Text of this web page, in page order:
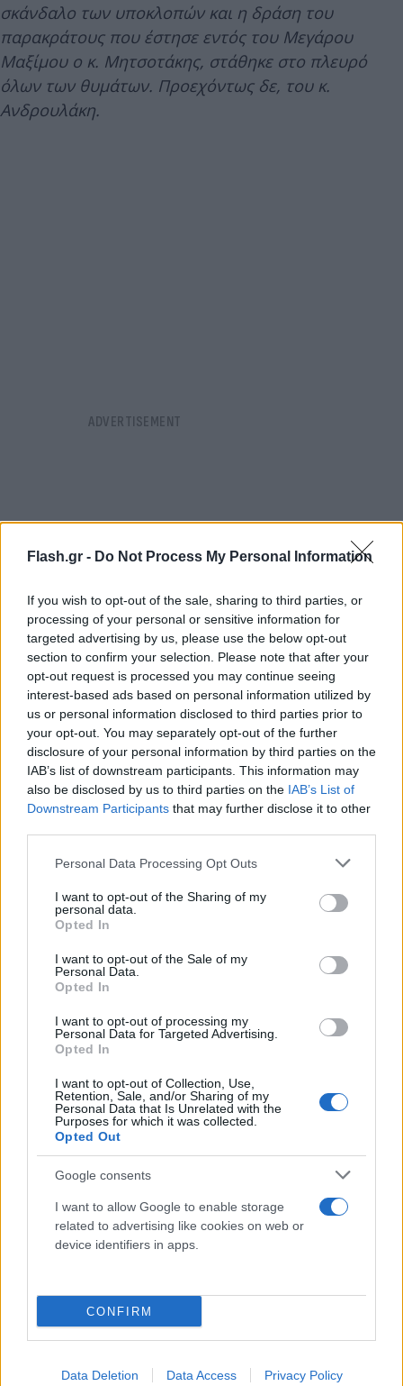
Flash.gr - Do Not Process My Personal Information
If you wish to opt-out of the sale, sharing to third parties, or
processing of your personal or sensitive information for
targeted advertising by us, please use the below opt-out
section to confirm your selection. Please note that after your
opt-out request is processed you may continue seeing
interest-based ads based on personal information utilized by
us or personal information disclosed to third parties prior to
your opt-out. You may separately opt-out of the further
disclosure of your personal information by third parties on the
IAB’s list of downstream participants. This information may
also be disclosed by us to third parties on the IAB’s List of
Downstream Participants that may further disclose it to other
Please note that this website/app uses one or more Google
not limited to your visit or usage behaviour. You may click to
grant or deny consent to Google and its third-party tags to
use your data for below specified purposes in below Google
consent section.
Personal Data Processing Opt Outs
I want to opt-out of the Sharing of my
personal data.
Opted In
I want to opt-out of the Sale of my
Personal Data.
Opted In
I want to opt-out of processing my
Personal Data for Targeted Advertising.
Opted In
I want to opt-out of Collection, Use,
Retention, Sale, and/or Sharing of my
Personal Data that Is Unrelated with the
Purposes for which it was collected.
Opted Out
Google consents
I want to allow Google to enable storage
related to advertising like cookies on web or
device identifiers in apps.
CONFIRM
Data Deletion Data Access Privacy Policy
σκάνδαλο των υποκλοπών και η δράση του
παρακράτους που έστησε εντός του Μεγάρου
Μαξίμου ο κ. Μητσοτάκης, στάθηκε στο πλευρό
όλων των θυμάτων. Προεχόντως δε, του κ.
Ανδρουλάκη.
Από την πρώτη στιγμή ο ΣΥΡΙΖΑ – ΠΣ ζήτησε να
αποκαλύψει η ΕΥΠ ποιοι είναι οι υποτιθέμενοι
εθνικοί λόγοι για τους οποίους τέθηκε υπό
παρακολούθηση ο κ. Ανδρουλάκης.
Αντιθέτως, το ΠΑΣΟΚ – ΚΙΝΑΛ και ο Πρόεδρός του
του ΣΥΡΙΖΑ-ΠΣ, αφήνοντας στο απυρόβλητο τον κ.
Μητσοτάκη.
Τακτική που ακολούθησαν όλο το διάστημα πριν
από τις εθνικές εκλογές, υπονομεύοντας συνειδητά
κυβέρνησης.
Ο κ. Ανδρουλάκης συνεχίζει να αντιμετωπίζει ως
μοναδικό εχθρό του τον ΣΥΡΙΖΑ-ΠΣ. Η σημερινή
ανακοίνωση του ΠΑΣΟΚ – ΚΙΝΑΛ το επιβεβαιώνει.
Πέραν τούτου, μόνο ως «δώρο» προς τον κ.
Μητσοτάκη μπορεί να εκληφθεί, λίγες μόλις ημέρες
μετά την πρωτοφανή θεσμική εκτροπή στο
κοινοβούλιο με θύμα την ΑΔΑΕ και με προφανή
στόχο τη συγκάλυψη του σκανδάλου των
υποκλοπών.
Ανεξαρτήτως των μικροπολιτικών παιχνιδιών του
ΠΑΣΟΚ – ΚΙΝΑΛ, η κυβέρνηση είναι υποχρεωμένη να
εθνικοί λόγοι της παρακολούθησης του κ.